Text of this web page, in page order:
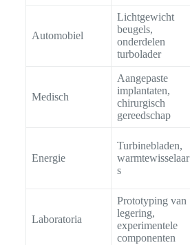
Automobiel
Lichtgewicht
beugels,
onderdelen
turbolader
Medisch
Aangepaste
implantaten,
chirurgisch
gereedschap
Energie
Turbinebladen,
warmtewisselaar
s
Laboratoria
Prototyping van
legering,
experimentele
componenten